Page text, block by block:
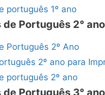
português 1º ano
Português 2° ano
Português 2º Ano
2º ano para
português 2º ano